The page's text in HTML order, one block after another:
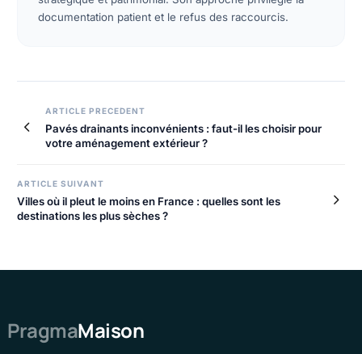
documentation patient et le refus des raccourcis.
ARTICLE PRECEDENT
Pavés drainants inconvénients : faut-il les choisir pour
votre aménagement extérieur ?
ARTICLE SUIVANT
Villes où il pleut le moins en France : quelles sont les
destinations les plus sèches ?
PragmaMaison